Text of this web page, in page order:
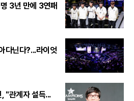
3년 만에 3연패
다닌다?...라이엇
"관계자 설득...